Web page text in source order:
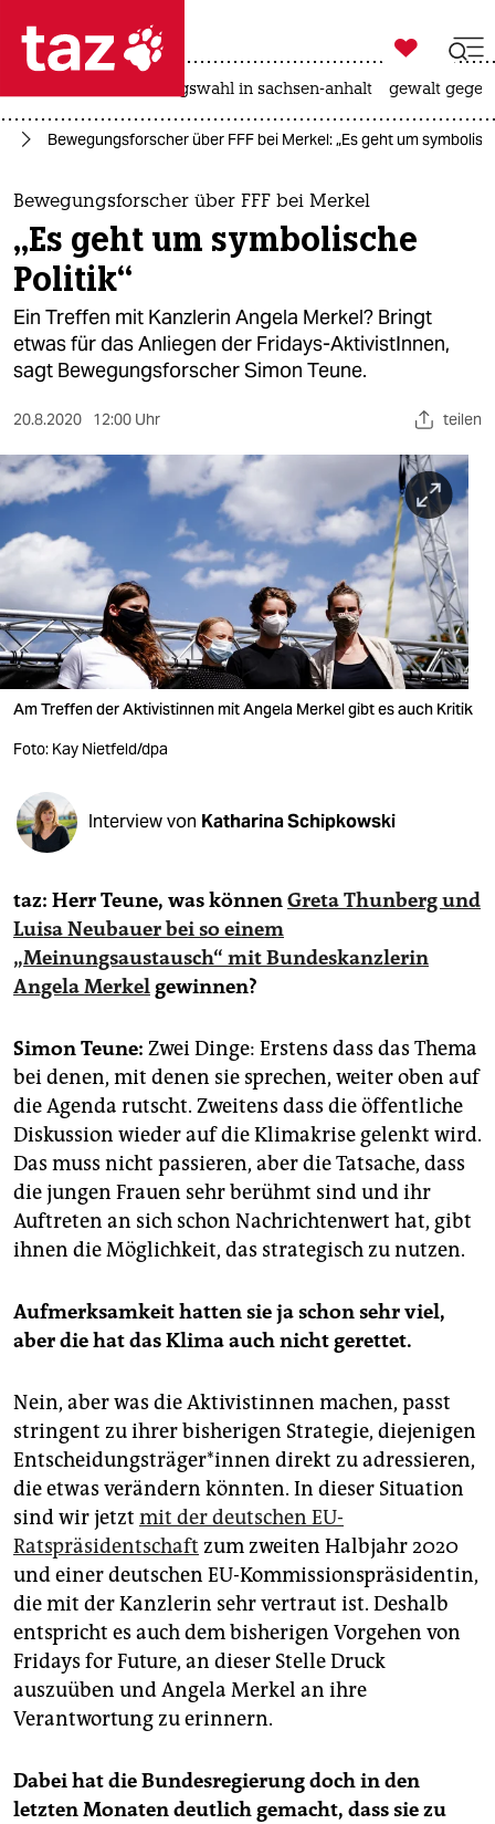
 taz zahl ich
taz zahl ich
themen
politik
öko
gesellschaft
sport
berlin
nord
wahrheit
verlag
verlag
fragen & hilfe
abo
genossenschaft
epaper login

taz zahl ich
landtagswahl in sachsen-anhalt gewalt
Bewegungsforscher über FFF bei Merkel: „Es geht um
Bewegungsforscher über FFF bei Merkel
„Es geht um symbolische
Politik“
Ein Treffen mit Kanzlerin Angela Merkel? Bringt
etwas für das Anliegen der Fridays-AktivistInnen,
sagt Bewegungsforscher Simon Teune.
20.8.2020 12:00 Uhr teilen
Am Treffen der Aktivistinnen mit Angela Merkel gibt es auch Kritik
Foto: Kay Nietfeld/dpa
Interview von Katharina Schipkowski
taz: Herr Teune, was könnenGreta Thunberg und
Luisa Neubauer bei so einem
„Meinungsaustausch“ mit Bundeskanzlerin
Angela Merkelgewinnen?
Simon Teune: Zwei Dinge: Erstens dass das Thema
bei denen, mit denen sie sprechen, weiter oben auf
die Agenda rutscht. Zweitens dass die öffentliche
Diskussion wieder auf die Klimakrise gelenkt wird.
Das muss nicht passieren, aber die Tatsache, dass
die jungen Frauen sehr berühmt sind und ihr
Auftreten an sich schon Nachrichtenwert hat, gibt
ihnen die Möglichkeit, das strategisch zu nutzen.
Aufmerksamkeit hatten sie ja schon sehr viel,
aber die hat das Klima auch nicht gerettet.
Nein, aber was die Aktivistinnen machen, passt
stringent zu ihrer bisherigen Strategie, diejenigen
Ent­schei­dungs­trä­ge­r*innen direkt zu adressieren,
die etwas verändern könnten. In dieser Situation
sind wir jetzt mit der deutschen EU-
Ratspräsidentschaft zum zweiten Halbjahr 2020
und einer deutschen EU-Kommissionspräsidentin,
die mit der Kanzlerin sehr vertraut ist. Deshalb
entspricht es auch dem bisherigen Vorgehen von
Fridays for Future, an dieser Stelle Druck
auszuüben und Angela Merkel an ihre
Verantwortung zu erinnern.
Dabei hat die Bundesregierung doch in den
letzten Monaten deutlich gemacht, dass sie zu